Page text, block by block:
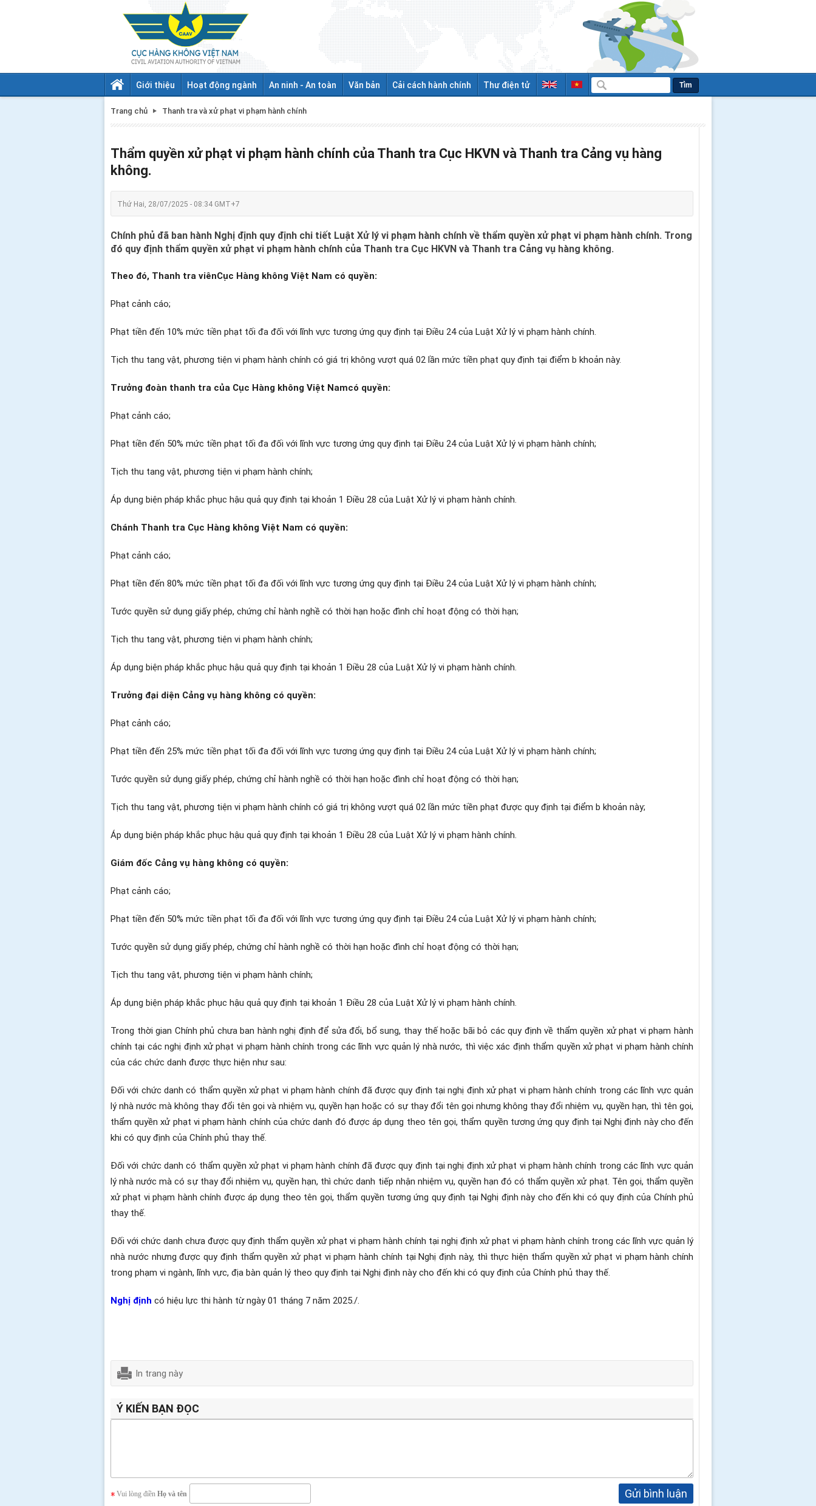
Giới thiệu Hoạt động ngành An ninh - An toàn Văn bản Cải cách hành chính Thư điện tử Tìm
Trang chủ Thanh tra và xử phạt vi phạm hành chính
Thẩm quyền xử phạt vi phạm hành chính của Thanh tra Cục HKVN và Thanh tra Cảng vụ hàng
không.
Thứ Hai, 28/07/2025 - 08:34 GMT+7
Chính phủ đã ban hành Nghị định quy định chi tiết Luật Xử lý vi phạm hành chính về thẩm quyền xử phạt vi phạm hành chính. Trong
đó quy định thẩm quyền xử phạt vi phạm hành chính của Thanh tra Cục HKVN và Thanh tra Cảng vụ hàng không.
Theo đó, Thanh tra viênCục Hàng không Việt Nam có quyền:
Phạt cảnh cáo;
Phạt tiền đến 10% mức tiền phạt tối đa đối với lĩnh vực tương ứng quy định tại Điều 24 của Luật Xử lý vi phạm hành chính.
Tịch thu tang vật, phương tiện vi phạm hành chính có giá trị không vượt quá 02 lần mức tiền phạt quy định tại điểm b khoản này.
Trưởng đoàn thanh tra của Cục Hàng không Việt Namcó quyền:
Phạt cảnh cáo;
Phạt tiền đến 50% mức tiền phạt tối đa đối với lĩnh vực tương ứng quy định tại Điều 24 của Luật Xử lý vi phạm hành chính;
Tịch thu tang vật, phương tiện vi phạm hành chính;
Áp dụng biện pháp khắc phục hậu quả quy định tại khoản 1 Điều 28 của Luật Xử lý vi phạm hành chính.
Chánh Thanh tra Cục Hàng không Việt Nam có quyền:
Phạt cảnh cáo;
Phạt tiền đến 80% mức tiền phạt tối đa đối với lĩnh vực tương ứng quy định tại Điều 24 của Luật Xử lý vi phạm hành chính;
Tước quyền sử dụng giấy phép, chứng chỉ hành nghề có thời hạn hoặc đình chỉ hoạt động có thời hạn;
Tịch thu tang vật, phương tiện vi phạm hành chính;
Áp dụng biện pháp khắc phục hậu quả quy định tại khoản 1 Điều 28 của Luật Xử lý vi phạm hành chính.
Trưởng đại diện Cảng vụ hàng không có quyền:
Phạt cảnh cáo;
Phạt tiền đến 25% mức tiền phạt tối đa đối với lĩnh vực tương ứng quy định tại Điều 24 của Luật Xử lý vi phạm hành chính;
Tước quyền sử dụng giấy phép, chứng chỉ hành nghề có thời hạn hoặc đình chỉ hoạt động có thời hạn;
Tịch thu tang vật, phương tiện vi phạm hành chính có giá trị không vượt quá 02 lần mức tiền phạt được quy định tại điểm b khoản này;
Áp dụng biện pháp khắc phục hậu quả quy định tại khoản 1 Điều 28 của Luật Xử lý vi phạm hành chính.
Giám đốc Cảng vụ hàng không có quyền:
Phạt cảnh cáo;
Phạt tiền đến 50% mức tiền phạt tối đa đối với lĩnh vực tương ứng quy định tại Điều 24 của Luật Xử lý vi phạm hành chính;
Tước quyền sử dụng giấy phép, chứng chỉ hành nghề có thời hạn hoặc đình chỉ hoạt động có thời hạn;
Tịch thu tang vật, phương tiện vi phạm hành chính;
Áp dụng biện pháp khắc phục hậu quả quy định tại khoản 1 Điều 28 của Luật Xử lý vi phạm hành chính.
Trong thời gian Chính phủ chưa ban hành nghị định để sửa đổi, bổ sung, thay thế hoặc bãi bỏ các quy định về thẩm quyền xử phạt vi phạm hành
chính tại các nghị định xử phạt vi phạm hành chính trong các lĩnh vực quản lý nhà nước, thì việc xác định thẩm quyền xử phạt vi phạm hành chính
của các chức danh được thực hiện như sau:
Đối với chức danh có thẩm quyền xử phạt vi phạm hành chính đã được quy định tại nghị định xử phạt vi phạm hành chính trong các lĩnh vực quản
lý nhà nước mà không thay đổi tên gọi và nhiệm vụ, quyền hạn hoặc có sự thay đổi tên gọi nhưng không thay đổi nhiệm vụ, quyền hạn, thì tên gọi,
thẩm quyền xử phạt vi phạm hành chính của chức danh đó được áp dụng theo tên gọi, thẩm quyền tương ứng quy định tại Nghị định này cho đến
khi có quy định của Chính phủ thay thế.
Đối với chức danh có thẩm quyền xử phạt vi phạm hành chính đã được quy định tại nghị định xử phạt vi phạm hành chính trong các lĩnh vực quản
lý nhà nước mà có sự thay đổi nhiệm vụ, quyền hạn, thì chức danh tiếp nhận nhiệm vụ, quyền hạn đó có thẩm quyền xử phạt. Tên gọi, thẩm quyền
xử phạt vi phạm hành chính được áp dụng theo tên gọi, thẩm quyền tương ứng quy định tại Nghị định này cho đến khi có quy định của Chính phủ
thay thế.
Đối với chức danh chưa được quy định thẩm quyền xử phạt vi phạm hành chính tại nghị định xử phạt vi phạm hành chính trong các lĩnh vực quản lý
nhà nước nhưng được quy định thẩm quyền xử phạt vi phạm hành chính tại Nghị định này, thì thực hiện thẩm quyền xử phạt vi phạm hành chính
trong phạm vi ngành, lĩnh vực, địa bàn quản lý theo quy định tại Nghị định này cho đến khi có quy định của Chính phủ thay thế.
Nghị định có hiệu lực thi hành từ ngày 01 tháng 7 năm 2025./.
In trang này
Ý KIẾN BẠN ĐỌC
Vui lòng điền Họ và tên Gửi bình luận